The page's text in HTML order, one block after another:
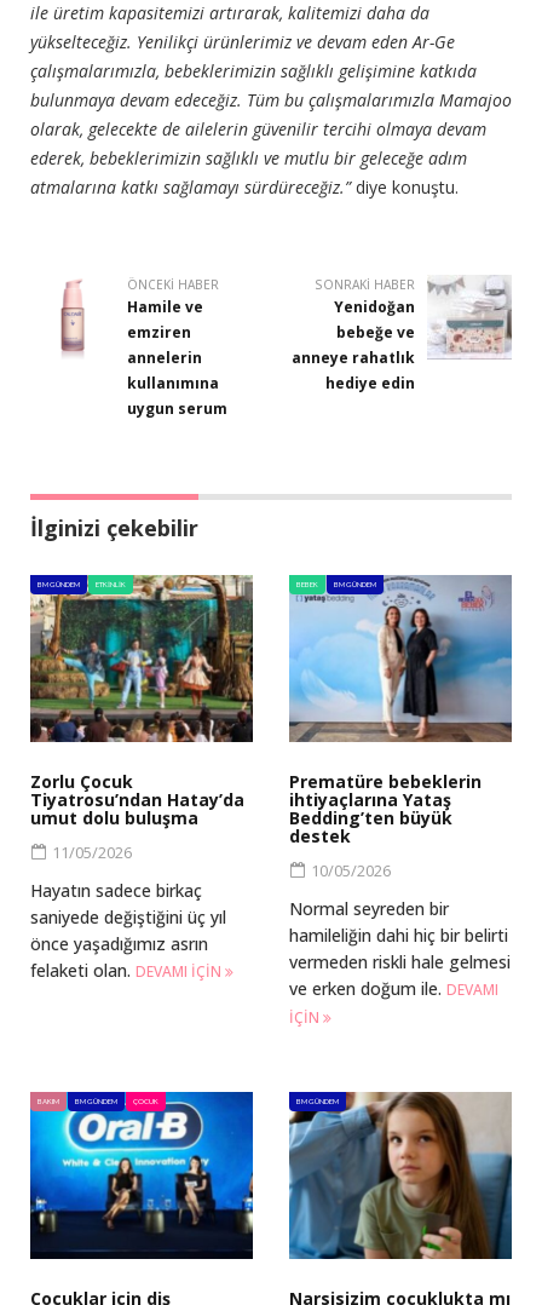
ile üretim kapasitemizi artırarak, kalitemizi daha da
yükselteceğiz. Yenilikçi ürünlerimiz ve devam eden Ar-Ge
çalışmalarımızla, bebeklerimizin sağlıklı gelişimine katkıda
bulunmaya devam edeceğiz. Tüm bu çalışmalarımızla Mamajoo
olarak, gelecekte de ailelerin güvenilir tercihi olmaya devam
ederek, bebeklerimizin sağlıklı ve mutlu bir geleceğe adım
atmalarına katkı sağlamayı sürdüreceğiz.”diye konuştu.
ÖNCEKI HABER
Hamile ve
emziren
annelerin
kullanımına
uygun serum
SONRAKI HABER
Yenidoğan
bebeğe ve
anneye rahatlık
hediye edin
İlginizi çekebilir
BM GÜNDEM ETKINLIK
Zorlu Çocuk
Tiyatrosu’ndan Hatay’da
umut dolu buluşma
11/05/2026
Hayatın sadece birkaç
saniyede değiştiğini üç yıl
önce yaşadığımız asrın
felaketi olan. DEVAMI IÇIN
BEBEK BM GÜNDEM
Prematüre bebeklerin
ihtiyaçlarına Yataş
Bedding’ten büyük
destek
10/05/2026
Normal seyreden bir
hamileliğin dahi hiç bir belirti
vermeden riskli hale gelmesi
ve erken doğum ile. DEVAMI
IÇIN
BAKIM BM GÜNDEM ÇOCUK
Çocuklar için diş
BM GÜNDEM
Narsisizim çocuklukta mı